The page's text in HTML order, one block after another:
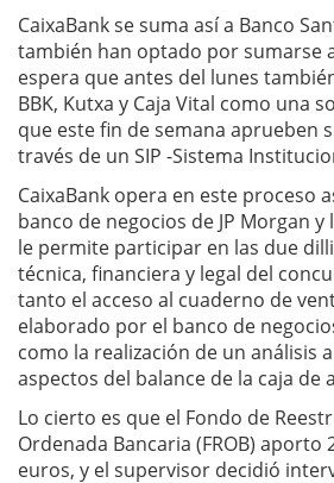
CaixaBank se suma así a Banco
también han optado por sumarse
espera que antes del lunes
BBK, Kutxa y Caja Vital como una
que este fin de semana aprueben
través de un SIP -Sistema
CaixaBank opera en este proceso
banco de negocios de JP Morgan
le permite participar en las due
técnica, financiera y legal del
tanto el acceso al cuaderno de
elaborado por el banco de
como la realización de un análisis
aspectos del balance de la caja
Lo cierto es que el Fondo de
Ordenada Bancaria (FROB) aporto
euros, y el supervisor decidió